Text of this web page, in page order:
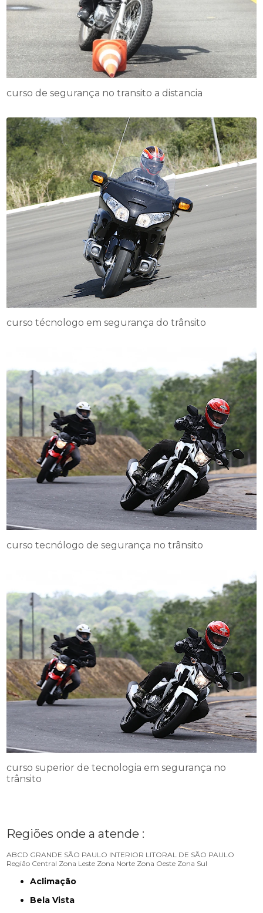
curso de segurança no transito a distancia
curso técnologo em segurança do trânsito
curso tecnólogo de segurança no trânsito
curso superior de tecnologia em segurança no
trânsito
Regiões onde a atende :
ABCD GRANDE SÃO PAULO INTERIOR LITORAL DE SÃO PAULO
Região Central Zona Leste Zona Norte Zona Oeste Zona Sul
Aclimação
Bela Vista